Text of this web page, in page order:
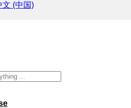
文 (中国)